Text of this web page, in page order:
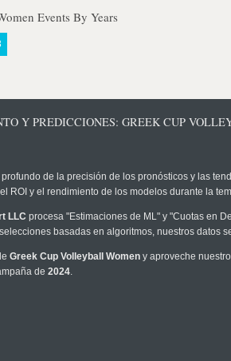
Events By Years
Y PREDICCIONES: GREEK CUP
de la precisión de los pronósticos y las
ROI y el rendimiento de los modelos durante la
LLC procesa "Estimaciones de ML" y "Cuotas en
basadas en algoritmos, nuestros
Greek Cup Volleyball Women y aproveche
de 2024.